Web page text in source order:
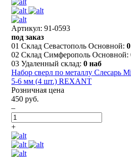
Артикул: 91-0593
под заказ
01 Склад Севастополь Основной:
02 Склад Симферополь Основной:
03 Удаленный склад: 0 наб
Набор сверл по металлу Слесарь
5-6 мм (4 шт.) REXANT
Розничная цена
450 руб.
–
+